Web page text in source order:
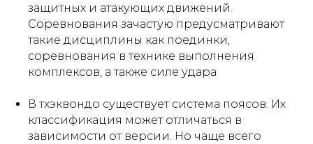
защитных и атакующих движений.
Соревнования зачастую предусматривают
такие дисциплины как поединки,
соревнования в технике выполнения
комплексов, а также силе удара
В тхэквондо существует система поясов. Их
классификация может отличаться в
зависимости от версии. Но чаще всего